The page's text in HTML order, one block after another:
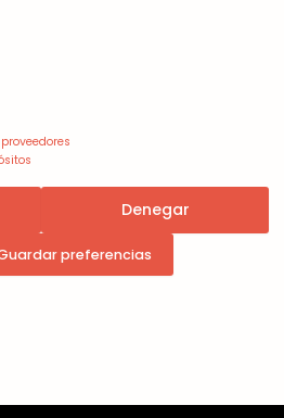
Denegar
preferencias